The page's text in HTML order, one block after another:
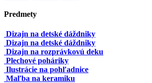
Predmety
Dizajn na detské dáždniky
Dizajn na detské dáždniky
Dizajn na rozprávkovú deku
Plechové poháriky
Ilustrácie na pohľadnice
Maľba na keramiku